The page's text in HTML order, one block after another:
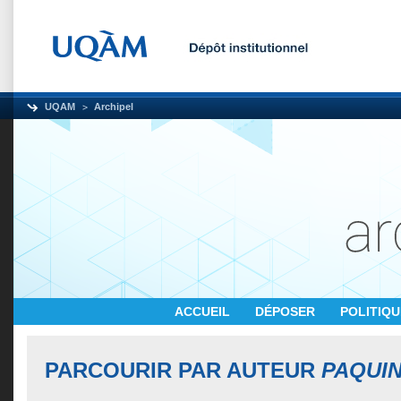
UQAM Archipel
ACCUEIL DÉPOSER
PARCOURIR PAR AUTEUR